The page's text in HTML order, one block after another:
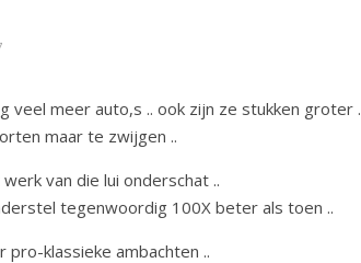
veel meer auto,s .. ook zijn ze stukken groter
maar te zwijgen ..
van die lui onderschat ..
tegenwoordig 100X beter als toen ..
pro-klassieke ambachten ..